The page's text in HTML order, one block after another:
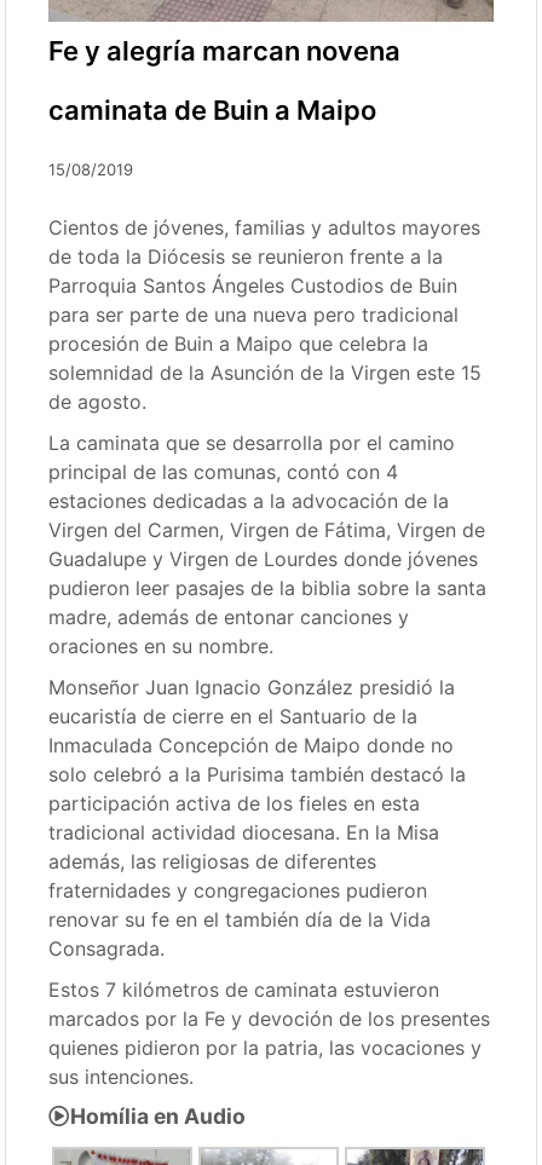
Fe y alegría marcan novena
caminata de Buin a Maipo
15/08/2019
Cientos de jóvenes, familias y adultos mayores
de toda la Diócesis se reunieron frente a la
Parroquia Santos Ángeles Custodios de Buin
para ser parte de una nueva pero tradicional
procesión de Buin a Maipo que celebra la
solemnidad de la Asunción de la Virgen este 15
de agosto.
La caminata que se desarrolla por el camino
principal de las comunas, contó con 4
estaciones dedicadas a la advocación de la
Virgen del Carmen, Virgen de Fátima, Virgen de
Guadalupe y Virgen de Lourdes donde jóvenes
pudieron leer pasajes de la biblia sobre la santa
madre, además de entonar canciones y
oraciones en su nombre.
Monseñor Juan Ignacio González presidió la
eucaristía de cierre en el Santuario de la
Inmaculada Concepción de Maipo donde no
solo celebró a la Purisima también destacó la
participación activa de los fieles en esta
tradicional actividad diocesana. En la Misa
además, las religiosas de diferentes
fraternidades y congregaciones pudieron
renovar su fe en el también día de la Vida
Consagrada.
Estos 7 kilómetros de caminata estuvieron
marcados por la Fe y devoción de los presentes
quienes pidieron por la patria, las vocaciones y
sus intenciones.
Homília en Audio